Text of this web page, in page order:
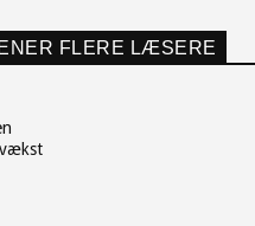
FLERE LÆSERE